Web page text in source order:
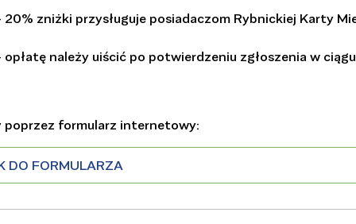
20% zniżki przysługuje posiadaczom Rybnickiej Karty
opłatę należy uiścić po potwierdzeniu zgłoszenia w
poprzez formularz internetowy:
DO FORMULARZA